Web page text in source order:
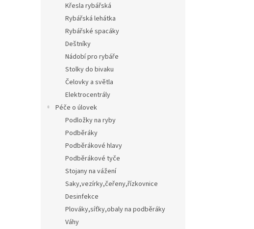
Křesla rybářská
Rybářská lehátka
Rybářské spacáky
Deštníky
Nádobí pro rybáře
Stolky do bivaku
Čelovky a světla
Elektrocentrály
Péče o úlovek
Podložky na ryby
Podběráky
Podběrákové hlavy
Podběrákové tyče
Stojany na vážení
Saky,vezírky,čeřeny,řízkovnice
Desinfekce
Plováky,síťky,obaly na podběráky
Váhy